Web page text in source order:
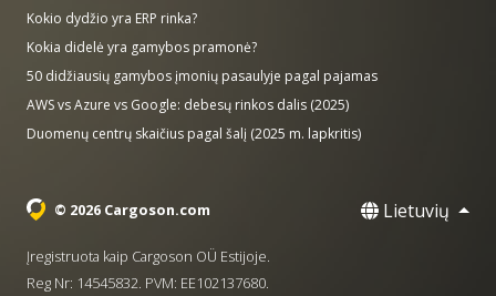
Kokio dydžio yra ERP rinka?
Kokia didelė yra gamybos pramonė?
50 didžiausių gamybos įmonių pasaulyje pagal pajamas
AWS vs Azure vs Google: debesų rinkos dalis (2025)
Duomenų centrų skaičius pagal šalį (2025 m. lapkritis)
© 2026 Cargoson.com Lietuvių
Įregistruota kaip Cargoson OÜ Estijoje.
Reg Nr: 14545832. PVM: EE102137680.